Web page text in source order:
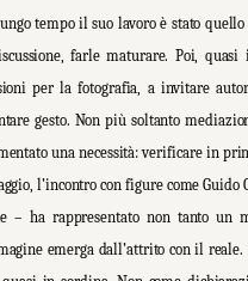
tempo il suo lavoro è stato
farle maturare. Poi, quasi
per la fotografia, a invitare
gesto. Non più soltanto
una necessità: verificare in
l’incontro con figure come
– ha rappresentato non tanto un
emerga dall’attrito con il